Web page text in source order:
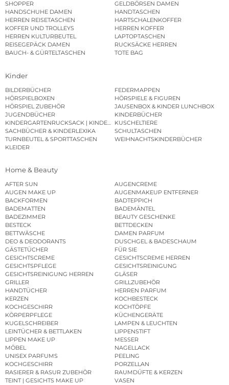
SHOPPER
GELDBÖRSEN DAMEN
HANDSCHUHE DAMEN
HANDTASCHEN
HERREN REISETASCHEN
HARTSCHALENKOFFER
KOFFER UND TROLLEYS
HERREN KOFFER
HERREN KULTURBEUTEL
LAPTOPTASCHEN
REISEGEPÄCK DAMEN
RUCKSÄCKE HERREN
BAUCH- & GÜRTELTASCHEN
TOTE BAG
Kinder
BILDERBÜCHER
FEDERMAPPEN
HÖRSPIELBOXEN
HÖRSPIELE & FIGUREN
HÖRSPIEL ZUBEHÖR
JAUSENBOX & KINDER LUNCHBOX
JUGENDBÜCHER
KINDERBÜCHER
KINDERGARTENRUCKSACK | KINDERGARTENBEUTEL
KUSCHELTIERE
SACHBÜCHER & KINDERLEXIKA
SCHULTASCHEN
TURNBEUTEL & SPORTTASCHEN
WEIHNACHTSKINDERBÜCHER
KLEIDER
Home & Beauty
AFTER SUN
AUGENCREME
AUGEN MAKE UP
AUGENMAKEUP ENTFERNER
BACKFORMEN
BADTEPPICH
BADEMATTEN
BADEMÄNTEL
BADEZIMMER
BEAUTY GESCHENKE
BESTECK
BETTDECKEN
BETTWÄSCHE
DAMEN PARFUM
DEO & DEODORANTS
DUSCHGEL & BADESCHAUM
GÄSTETÜCHER
FÜR SIE
GESICHTSCREME
GESICHTSCREME HERREN
GESICHTSPFLEGE
GESICHTSREINIGUNG
GESICHTSREINIGUNG HERREN
GLÄSER
GRILLER
GRILLZUBEHÖR
HANDTÜCHER
HERREN PARFUM
KERZEN
KOCHBESTECK
KOCHGESCHIRR
KOCHTÖPFE
KÖRPERPFLEGE
KÜCHENGERÄTE
KUGELSCHREIBER
LAMPEN & LEUCHTEN
LEINTÜCHER & BETTLAKEN
LIPPENSTIFT
LIPPEN MAKE UP
MESSER
MÖBEL
NAGELLACK
UNISEX PARFUMS
PEELING
KOCHGESCHIRR
PORZELLAN
RASIERER & RASUR ZUBEHÖR
RAUMDÜFTE & KERZEN
TEINT | GESICHTS MAKE UP
VASEN